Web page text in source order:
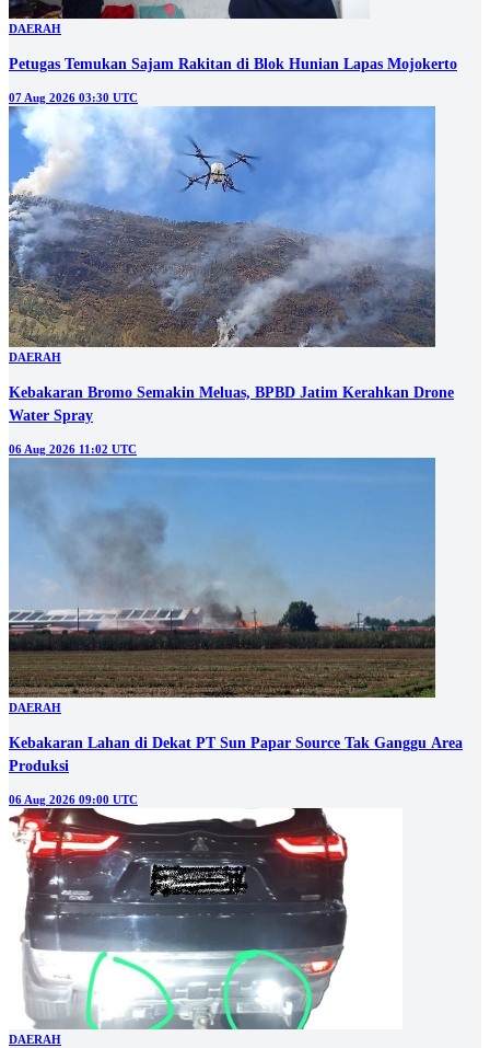
DAERAH
Petugas Temukan Sajam Rakitan di Blok Hunian Lapas Mojokerto
07 Aug 2026 03:30 UTC
DAERAH
Kebakaran Bromo Semakin Meluas, BPBD Jatim Kerahkan Drone
Water Spray
06 Aug 2026 11:02 UTC
DAERAH
Kebakaran Lahan di Dekat PT Sun Papar Source Tak Ganggu Area
Produksi
06 Aug 2026 09:00 UTC
DAERAH